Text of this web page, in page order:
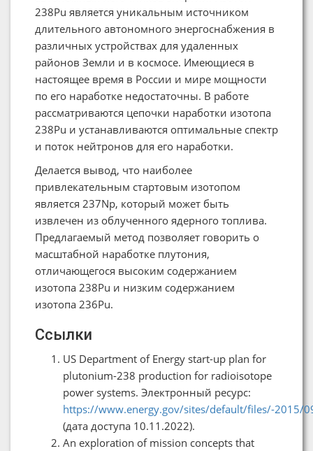
238Pu является уникальным источником
длительного автономного энергоснабжения в
различных устройствах для удаленных
районов Земли и в космосе. Имеющиеся в
настоящее время в России и мире мощности
по его наработке недостаточны. В работе
рассматриваются цепочки наработки изотопа
238Pu и устанавливаются оптимальные спектр
и поток нейтронов для его наработки.
Делается вывод, что наиболее
привлекательным стартовым изотопом
является 237Np, который может быть
извлечен из облученного ядерного топлива.
Предлагаемый метод позволяет говорить о
масштабной наработке плутония,
отличающегося высоким содержанием
изотопа 238Pu и низким содержанием
изотопа 236Pu.
Ссылки
US Department of Energy start-up plan for
plutonium-238 production for radioisotope
power systems. Электронный ресурс:
https://www.energy.gov/sites/default/files/-2015/
(дата доступа 10.11.2022).
An exploration of mission concepts that